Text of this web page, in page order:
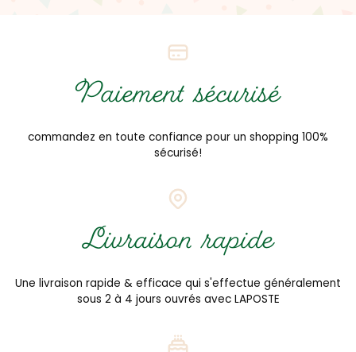
Paiement sécurisé
commandez en toute confiance pour un shopping 100%
sécurisé!
Livraison rapide
Une livraison rapide & efficace qui s'effectue généralement
sous 2 à 4 jours ouvrés avec LAPOSTE